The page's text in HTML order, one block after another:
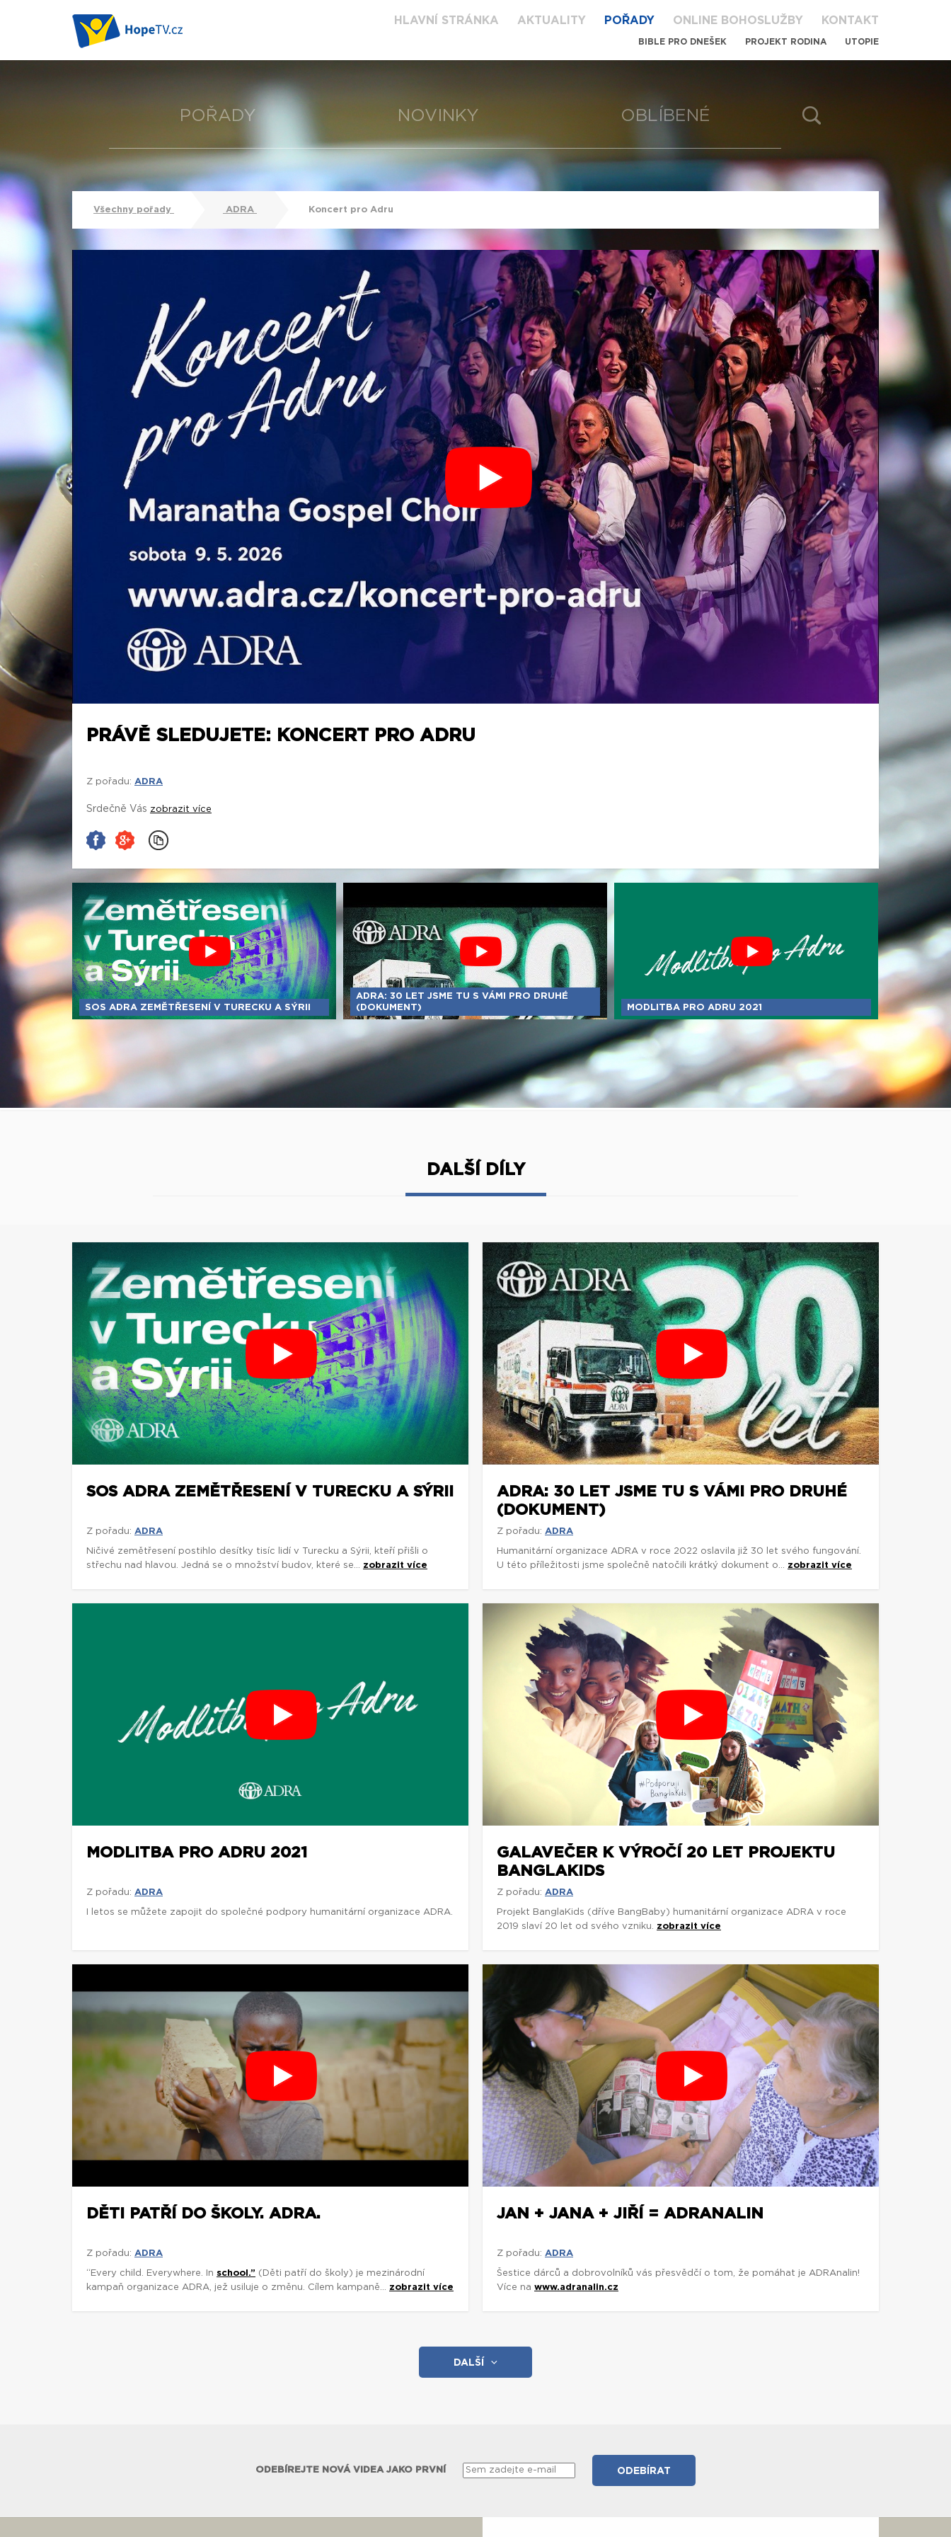
HLAVNÍ STRÁNKA AKTUALITY POŘADY ONLINE BOHOSLUŽBY KONTAKT
BIBLE PRO DNEŠEK PROJEKT RODINA UTOPIE
POŘADY NOVINKY OBLÍBENÉ
Všechny pořady ADRA Koncert pro Adru
PRÁVĚ SLEDUJETE: KONCERT PRO ADRU
Z pořadu: ADRA
Srdečně Vás zobrazit více
SOS ADRA ZEMĚTŘESENÍ V TURECKU A SÝRII
ADRA: 30 LET JSME TU S VÁMI PRO DRUHÉ
(DOKUMENT)
MODLITBA PRO ADRU 2021
DALŠÍ DÍLY
SOS ADRA ZEMĚTŘESENÍ V TURECKU A SÝRII
Z pořadu: ADRA
Ničivé zemětřesení postihlo desítky tisíc lidí v Turecku a Sýrii, kteří přišli o
střechu nad hlavou. Jedná se o množství budov, které se... zobrazit více
ADRA: 30 LET JSME TU S VÁMI PRO DRUHÉ
(DOKUMENT)
Z pořadu: ADRA
Humanitární organizace ADRA v roce 2022 oslavila již 30 let svého fungování.
U této příležitosti jsme společně natočili krátký dokument o... zobrazit více
MODLITBA PRO ADRU 2021
Z pořadu: ADRA
I letos se můžete zapojit do společné podpory humanitární organizace ADRA.
GALAVEČER K VÝROČÍ 20 LET PROJEKTU
BANGLAKIDS
Z pořadu: ADRA
Projekt BanglaKids (dříve BangBaby) humanitární organizace ADRA v roce
2019 slaví 20 let od svého vzniku. zobrazit více
DĚTI PATŘÍ DO ŠKOLY. ADRA.
Z pořadu: ADRA
“Every child. Everywhere. In school.” (Děti patří do školy) je mezinárodní
kampaň organizace ADRA, jež usiluje o změnu. Cílem kampaně... zobrazit více
JAN + JANA + JIŘÍ = ADRANALIN
Z pořadu: ADRA
Šestice dárců a dobrovolníků vás přesvědčí o tom, že pomáhat je ADRAnalin!
Více na www.adranalin.cz
DALŠÍ
ODEBÍREJTE NOVÁ VIDEA JAKO PRVNÍ